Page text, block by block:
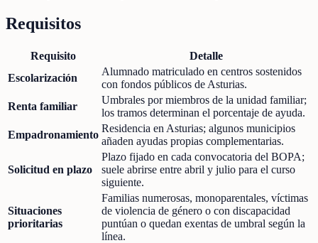
Requisitos
Requisito
Detalle
Escolarización
Alumnado matriculado en centros sostenidos
con fondos públicos de Asturias.
Renta familiar
Umbrales por miembros de la unidad familiar;
los tramos determinan el porcentaje de ayuda.
Empadronamiento
Residencia en Asturias; algunos municipios
añaden ayudas propias complementarias.
Solicitud en plazo
Plazo fijado en cada convocatoria del BOPA;
suele abrirse entre abril y julio para el curso
siguiente.
Situaciones
prioritarias
Familias numerosas, monoparentales, víctimas
de violencia de género o con discapacidad
puntúan o quedan exentas de umbral según la
línea.